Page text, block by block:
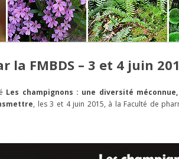
la FMBDS – 3 et 4 juin
Les champignons : une diversité
, les 3 et 4 juin 2015, à la Faculté de